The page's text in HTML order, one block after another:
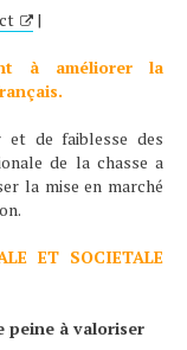
|
à améliorer la
et de faiblesse des
de la chasse a
la mise en marché
ET SOCIETALE
peine à valoriser